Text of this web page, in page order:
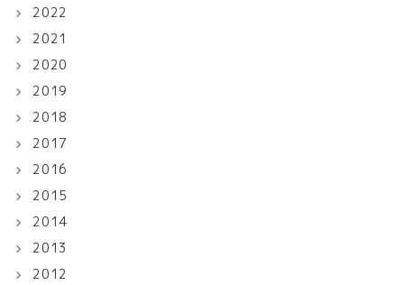
2022
2021
2020
2019
2018
2017
2016
2015
2014
2013
2012